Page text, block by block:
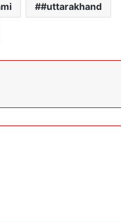
#uttarakhand